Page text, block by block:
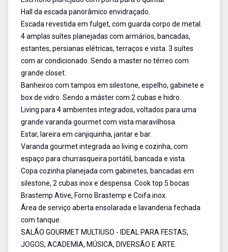
Hall da escada panorâmico envidraçado.
Escada revestida em fulget, com guarda corpo de metal.
4 amplas suítes planejadas com armários, bancadas,
estantes, persianas elétricas, terraços e vista. 3 suítes
com ar condicionado. Sendo a master no térreo com
grande closet.
Banheiros com tampos em silestone, espelho, gabinete e
box de vidro. Sendo a máster com 2 cubas e hidro.
Living para 4 ambientes integrados, voltados para uma
grande varanda gourmet com vista maravilhosa.
Estar, lareira em canjiquinha, jantar e bar.
Varanda gourmet integrada ao living e cozinha, com
espaço para churrasqueira portátil, bancada e vista.
Copa cozinha planejada com gabinetes, bancadas em
silestone, 2 cubas inox e despensa. Cook top 5 bocas
Brastemp Ative, Forno Brastemp e Coifa inox.
Área de serviço aberta ensolarada e lavanderia fechada
com tanque.
SALÃO GOURMET MULTIUSO - IDEAL PARA FESTAS,
JOGOS, ACADEMIA, MÚSICA, DIVERSÃO E ARTE.